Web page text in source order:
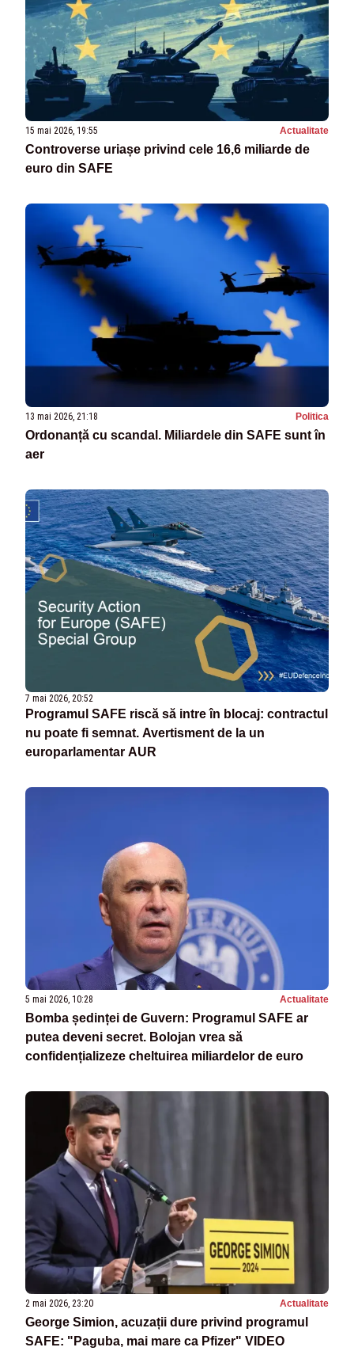
15 mai 2026, 19:55 Actualitate
Controverse uriașe privind cele 16,6 miliarde de
euro din SAFE
13 mai 2026, 21:18 Politica
Ordonanță cu scandal. Miliardele din SAFE sunt în
aer
7 mai 2026, 20:52
Programul SAFE riscă să intre în blocaj: contractul
nu poate fi semnat. Avertisment de la un
europarlamentar AUR
5 mai 2026, 10:28 Actualitate
Bomba ședinței de Guvern: Programul SAFE ar
putea deveni secret. Bolojan vrea să
confidențializeze cheltuirea miliardelor de euro
2 mai 2026, 23:20 Actualitate
George Simion, acuzații dure privind programul
SAFE: "Paguba, mai mare ca Pfizer" VIDEO